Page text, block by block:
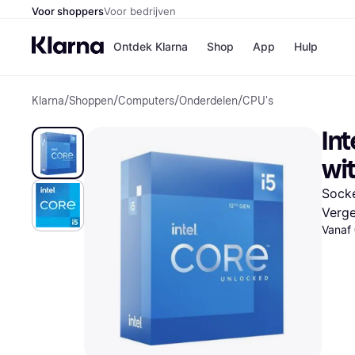
Voor shoppersVoor bedrijven
Ontdek Klarna Shop
Bol
H&M
App Hulp
Klarna/Shoppen/Computers/Onderdelen/CPU's
Vanaf